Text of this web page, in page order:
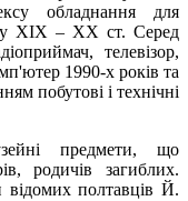
обладнання для
ХІХ – ХХ ст. Серед
телевізор,
1990-х років та
побутові і технічні
предмети, що
родичів загиблих.
відомих полтавців Й.